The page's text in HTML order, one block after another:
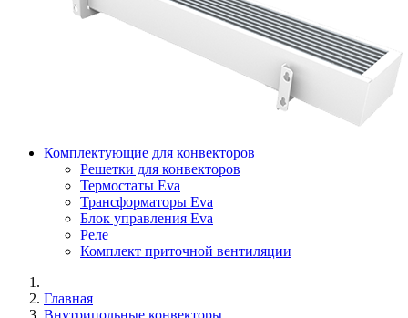
Комплектующие для конвекторов
Решетки для конвекторов
Термостаты Eva
Трансформаторы Eva
Блок управления Eva
Реле
Комплект приточной вентиляции
Главная
Внутрипольные конвекторы